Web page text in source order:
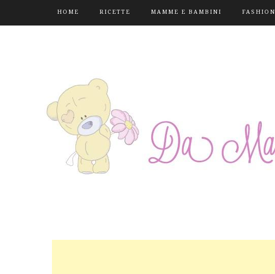
HOME RICETTE MAMME E BAMBINI FASHION